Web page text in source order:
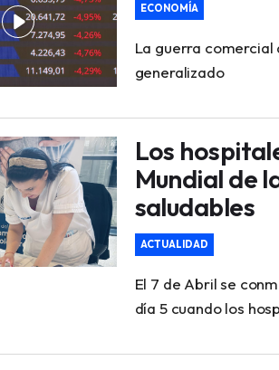
ECONOMÍA
La guerra
generalizado
Los
Mundial de
saludables
ACTUALIDAD
El 7 de Abril se
día 5 cuando los